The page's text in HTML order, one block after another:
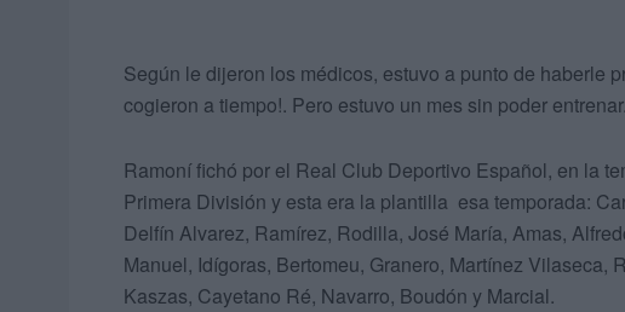
Según le dijeron los médicos, estuvo a punto de haberle
cogieron a tiempo!. Pero estuvo un mes sin poder entrenar.
Ramoní fichó por el Real Club Deportivo Español, en la
Primera División y esta era la plantilla esa temporada:
Delfín Alvarez, Ramírez, Rodilla, José María, Amas,
Manuel, Idígoras, Bertomeu, Granero, Martínez Vilaseca,
Kaszas, Cayetano Ré, Navarro, Boudón y Marcial.